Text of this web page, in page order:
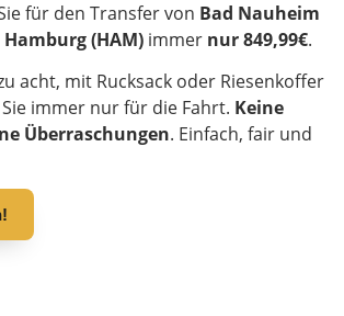
für den Transfer von Bad Nauheim
(HAM) immer nur 849,99€.
acht, mit Rucksack oder Riesenkoffer
immer nur für die Fahrt. Keine
Überraschungen. Einfach, fair und